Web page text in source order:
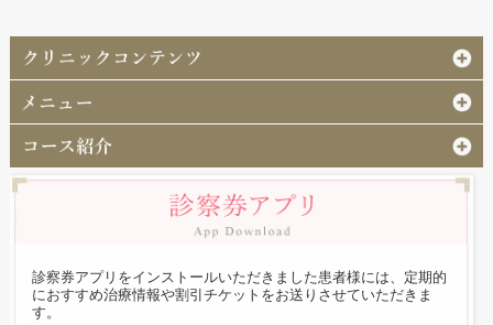
診察券アプリをインストールいただきました患者様には、定期的
におすすめ治療情報や割引チケットをお送りさせていただきま
す。